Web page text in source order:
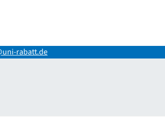
rabatt.de